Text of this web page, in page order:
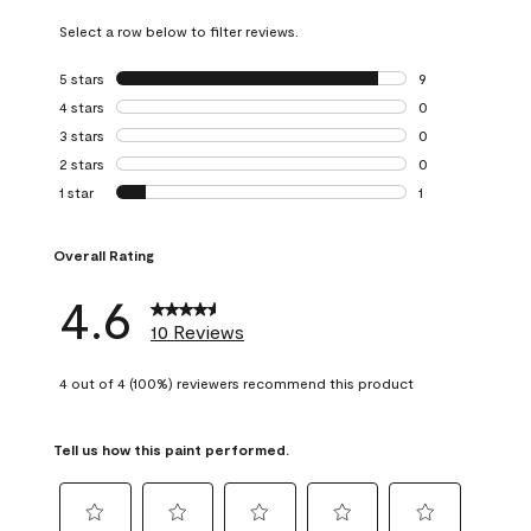
Select a row below to filter reviews.
5 stars stars
9
9 reviews with 5
4 stars stars
0
0 reviews with 4
3 stars stars
0
0 reviews with 3
2 stars stars
0
0 reviews with 2
1 star stars
1
Overall Rating
4.6 10 Reviews
4 out of 4 (100%) reviewers recommend this product
Tell us how this paint performed.